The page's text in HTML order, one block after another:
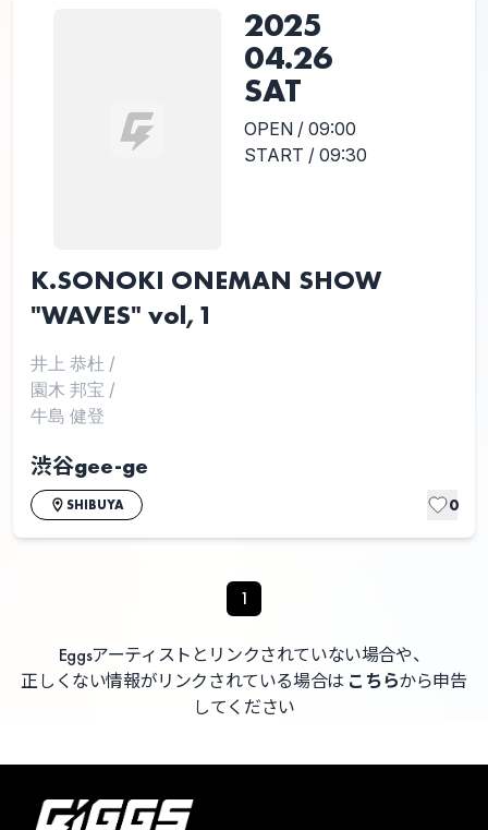
2025
04.26
SAT
OPEN / 09:00
START / 09:30
K.SONOKI ONEMAN SHOW
"WAVES" vol,1
井上 恭杜 /
園木 邦宝 /
牛島 健登
渋谷gee-ge
SHIBUYA 0
1
Eggsアーティストとリンクされていない場合や、
正しくない情報がリンクされている場合は こちらから申告
してください